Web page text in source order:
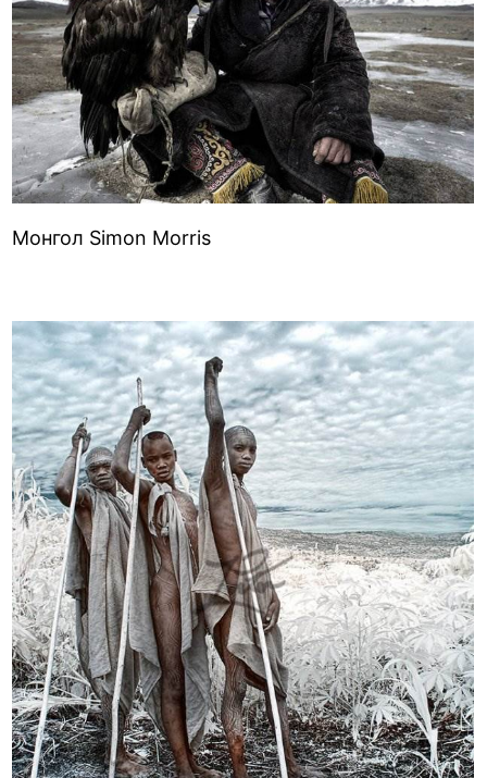
Монгол Simon Morris